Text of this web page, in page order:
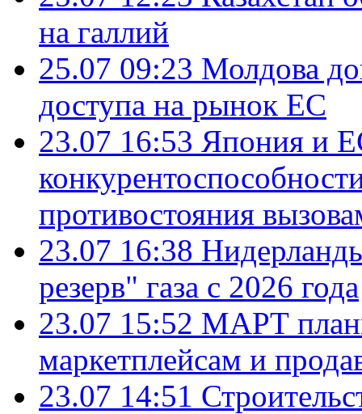
на галлий
25.07 09:23 Молдова
доступа на рынок ЕС
23.07 16:53 Япония и
противостояния
23.07 16:38
резерв" газа с 2026 года
23.07 15:52 МАРТ
маркетплейсам и
23.07 14:51